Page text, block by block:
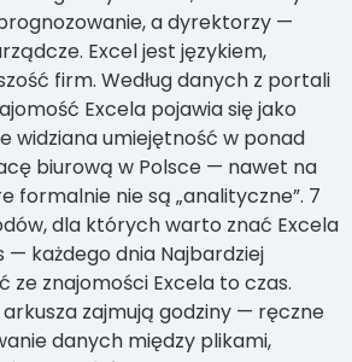
a dyrektorzy —
Excel jest językiem,
firm. Według danych z portali
Excela pojawia się jako
widziana umiejętność w ponad
biurową w Polsce — nawet na
formalnie nie są „analityczne”. 7
dla których warto znać Excela
— każdego dnia Najbardziej
ze znajomości Excela to czas.
zajmują godziny — ręczne
danych między plikami,